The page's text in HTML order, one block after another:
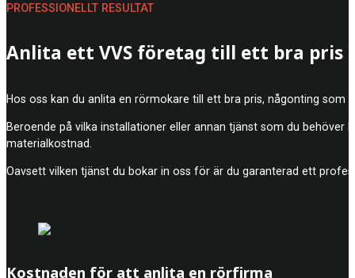
Anlita ett VVS företag till ett bra pris
Hos oss kan du anlita en rörmokare till ett bra pris, någonting
Beroende på vilka installationer eller annan tjänst som du
materialkostnad.
Oavsett vilken tjänst du bokar in oss för är du garanterad ett
PROFESSIONELLT RESULTAT
Kostnaden för att anlita en rörfirma